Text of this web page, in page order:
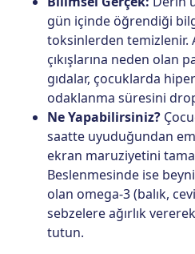
gün içinde öğrendiği
toksinlerden temizlenir.
çıkışlarına neden olan
gıdalar, çocuklarda
odaklanma süresini
Ne Yapabilirsiniz?
saatte uyuduğundan
ekran maruziyetini
Beslenmesinde ise
olan omega-3 (balık,
sebzelere ağırlık
tutun.